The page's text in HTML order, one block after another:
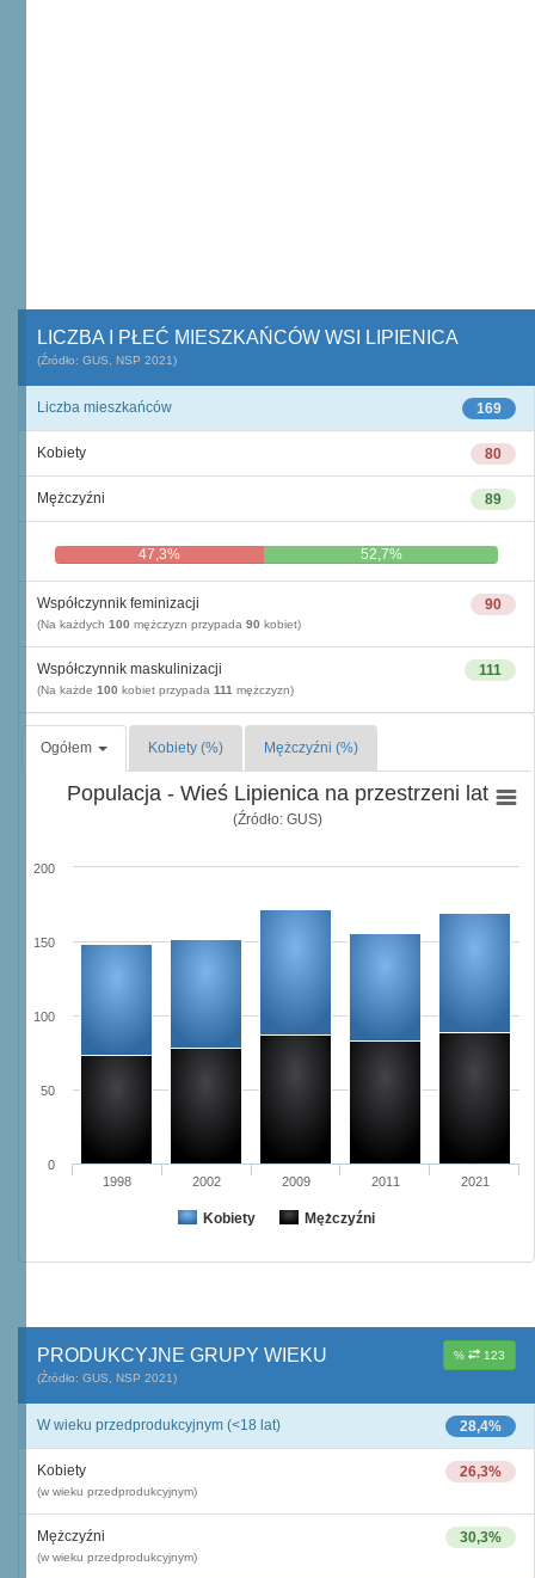
LICZBA I PŁEĆ MIESZKAŃCÓW WSI LIPIENICA
(Źródło: GUS, NSP 2021)
169
Liczba mieszkańców
80
Kobiety
89
Mężczyźni
47,3% 52,7%
90
Współczynnik feminizacji
(Na każdych 100 mężczyzn przypada 90 kobiet)
111
Współczynnik maskulinizacji
(Na każde 100 kobiet przypada 111 mężczyzn)
Ogółem Kobiety (%) Mężczyźni (%)
Populacja - Wieś Lipienica na przestrzeni lat
(Źródło: GUS)
Kobiety Mężczyźni
1998 2002 2009 2011 2021
0
50
100
150
200
% 123
PRODUKCYJNE GRUPY WIEKU
(Źródło: GUS, NSP 2021)
28,4%
W wieku przedprodukcyjnym (<18 lat)
26,3%
Kobiety
(w wieku przedprodukcyjnym)
30,3%
Mężczyźni
(w wieku przedprodukcyjnym)